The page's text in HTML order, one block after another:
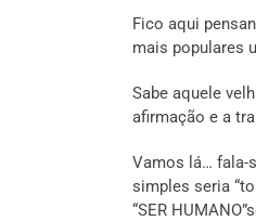
Fico aqui
mais populares
Sabe aquele
afirmação e a
Vamos lá… fala-
simples seria
“SER